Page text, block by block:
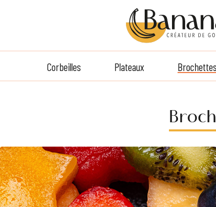
Corbeilles Plateaux Brochettes